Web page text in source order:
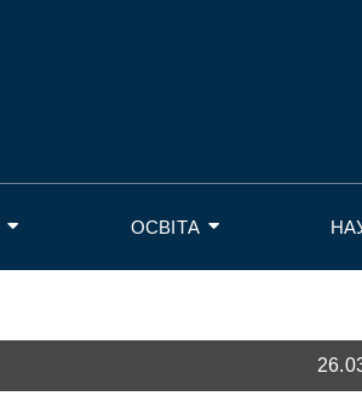
ОСВІТА